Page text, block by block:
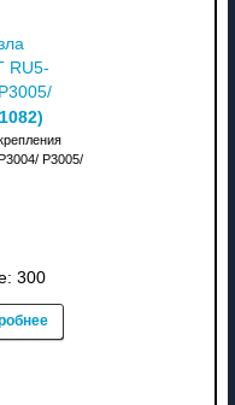
RU5-
1082)
P3005/
300